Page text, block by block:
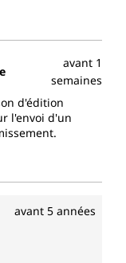
avant 1
semaines
d'édition
l'envoi d'un
avant 5 années